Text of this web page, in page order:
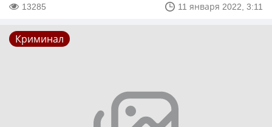
13285 11 января 2022, 3:11
Криминал